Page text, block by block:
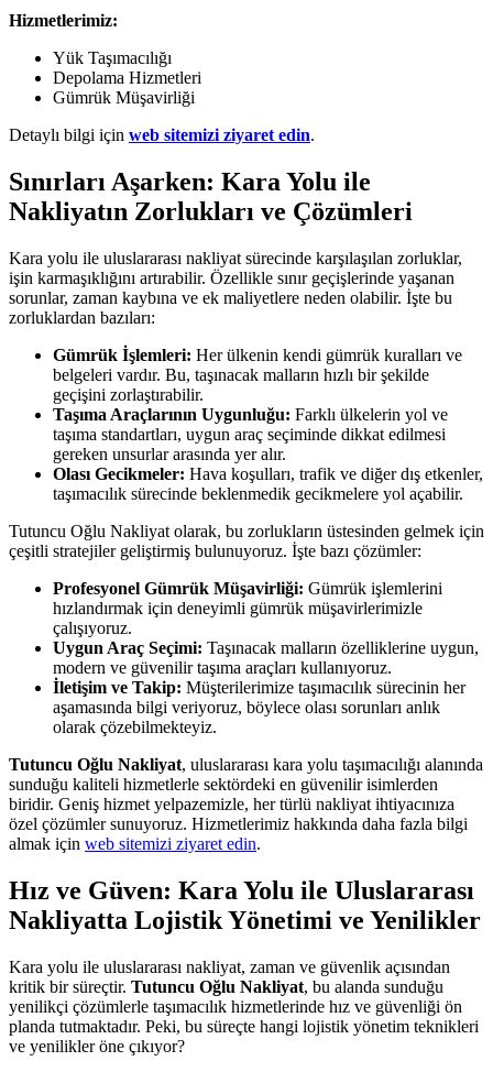
Hizmetlerimiz:
Yük Taşımacılığı
Depolama Hizmetleri
Gümrük Müşavirliği
Detaylı bilgi için web sitemizi ziyaret edin.
Sınırları Aşarken: Kara Yolu ile
Nakliyatın Zorlukları ve Çözümleri
Kara yolu ile uluslararası nakliyat sürecinde karşılaşılan zorluklar,
işin karmaşıklığını artırabilir. Özellikle sınır geçişlerinde yaşanan
sorunlar, zaman kaybına ve ek maliyetlere neden olabilir. İşte bu
zorluklardan bazıları:
Gümrük İşlemleri: Her ülkenin kendi gümrük kuralları ve
belgeleri vardır. Bu, taşınacak malların hızlı bir şekilde
geçişini zorlaştırabilir.
Taşıma Araçlarının Uygunluğu: Farklı ülkelerin yol ve
taşıma standartları, uygun araç seçiminde dikkat edilmesi
gereken unsurlar arasında yer alır.
Olası Gecikmeler: Hava koşulları, trafik ve diğer dış etkenler,
taşımacılık sürecinde beklenmedik gecikmelere yol açabilir.
Tutuncu Oğlu Nakliyat olarak, bu zorlukların üstesinden gelmek için
çeşitli stratejiler geliştirmiş bulunuyoruz. İşte bazı çözümler:
Profesyonel Gümrük Müşavirliği: Gümrük işlemlerini
hızlandırmak için deneyimli gümrük müşavirlerimizle
çalışıyoruz.
Uygun Araç Seçimi: Taşınacak malların özelliklerine uygun,
modern ve güvenilir taşıma araçları kullanıyoruz.
İletişim ve Takip: Müşterilerimize taşımacılık sürecinin her
aşamasında bilgi veriyoruz, böylece olası sorunları anlık
olarak çözebilmekteyiz.
Tutuncu Oğlu Nakliyat, uluslararası kara yolu taşımacılığı alanında
sunduğu kaliteli hizmetlerle sektördeki en güvenilir isimlerden
biridir. Geniş hizmet yelpazemizle, her türlü nakliyat ihtiyacınıza
özel çözümler sunuyoruz. Hizmetlerimiz hakkında daha fazla bilgi
almak için web sitemizi ziyaret edin.
Hız ve Güven: Kara Yolu ile Uluslararası
Nakliyatta Lojistik Yönetimi ve Yenilikler
Kara yolu ile uluslararası nakliyat, zaman ve güvenlik açısından
kritik bir süreçtir. Tutuncu Oğlu Nakliyat, bu alanda sunduğu
yenilikçi çözümlerle taşımacılık hizmetlerinde hız ve güvenliği ön
planda tutmaktadır. Peki, bu süreçte hangi lojistik yönetim teknikleri
ve yenilikler öne çıkıyor?